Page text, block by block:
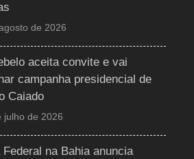
de 2026
aceita convite e vai
campanha presidencial de
Caiado
julho de 2026
na Bahia anuncia